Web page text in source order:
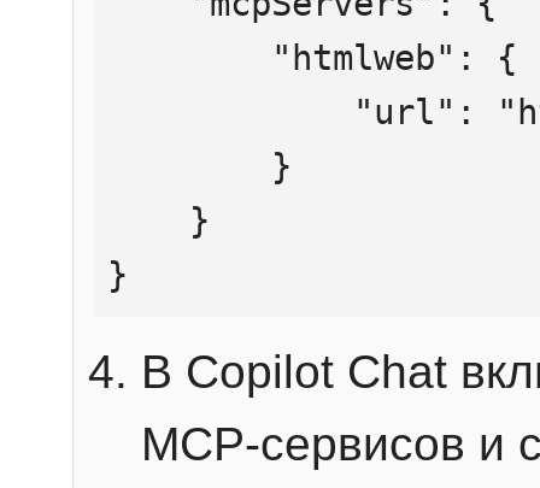
}
В Copilot Chat
MCP-сервисов и